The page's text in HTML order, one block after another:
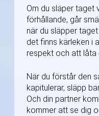
Om du släper taget
förhållande, går
när du släpper
det finns kärleken i
respekt och att låta
När du förstår den
kapitulerar, släpp
Och din partner
kommer att se dig